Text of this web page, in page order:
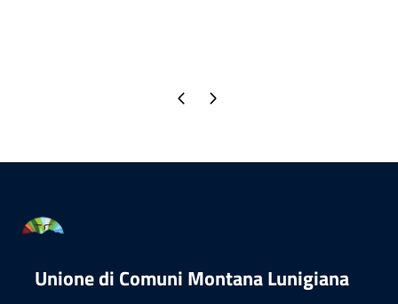
Pagina precedente
Pagina successiva
Unione di Comuni Montana Lunigiana